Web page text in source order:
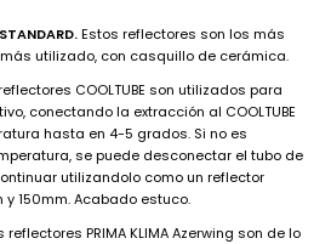
Estos reflectores son los más
utilizado, con casquillo de cerámica.
COOLTUBE son utilizados para
conectando la extracción al COOLTUBE
hasta en 4-5 grados. Si no es
se puede desconectar el tubo de
utilizandolo como un reflector
y 150mm. Acabado estuco.
reflectores PRIMA KLIMA Azerwing son de lo